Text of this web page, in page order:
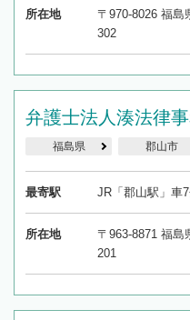
所在地
〒970-8026 福島
302
弁護士法人湊法律
福島県 郡山市
最寄駅 JR「郡山駅」車
所在地
〒963-8871 福島
201